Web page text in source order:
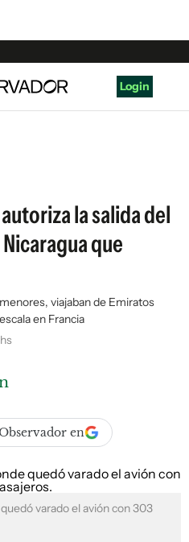
Login
la salida del
que
viajaban de Emiratos
en Francia
en
varado el avión con 303